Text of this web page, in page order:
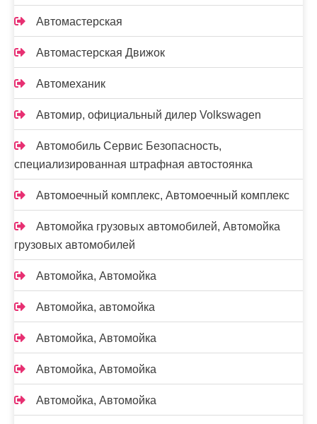
Автомастерская
Автомастерская Движок
Автомеханик
Автомир, официальный дилер Volkswagen
Автомобиль Сервис Безопасность,
специализированная штрафная автостоянка
Автомоечный комплекс, Автомоечный комплекс
Автомойка грузовых автомобилей, Автомойка
грузовых автомобилей
Автомойка, Автомойка
Автомойка, автомойка
Автомойка, Автомойка
Автомойка, Автомойка
Автомойка, Автомойка